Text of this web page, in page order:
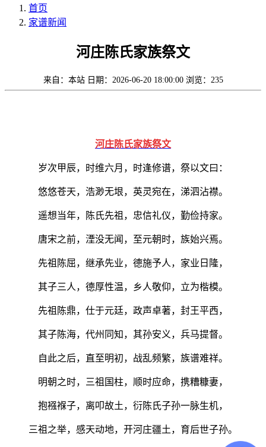
首页
家谱新闻
河庄陈氏家族祭文
来自：本站 日期：2026-06-20 18:00:00 浏览：235
河庄陈氏家族祭文
岁次甲辰，时维六月，时逢修谱，祭以文曰：
悠悠苍天，浩渺无垠，英灵宛在，涕泗沾襟。
遥想当年，陈氏先祖，忠信礼仪，勤俭持家。
唐宋之前，湮没无闻，至元朝时，族始兴焉。
先祖陈屈，继承先业，德施予人，家业日隆，
其子三人，德厚性温，乡人敬仰，立为楷模。
先祖陈鼎，仕于元廷，政声卓著，封王平西，
其子陈海，代州同知，其孙安义，兵马提督。
自此之后，直至明初，战乱频繁，族谱难祥。
明朝之时，三祖国柱，顺时应命，携糟糠妻，
抱襁褓子，离叩故土，衍陈氏子孙一脉生机，
三祖之举，感天动地，开河庄疆土，育后世子孙。